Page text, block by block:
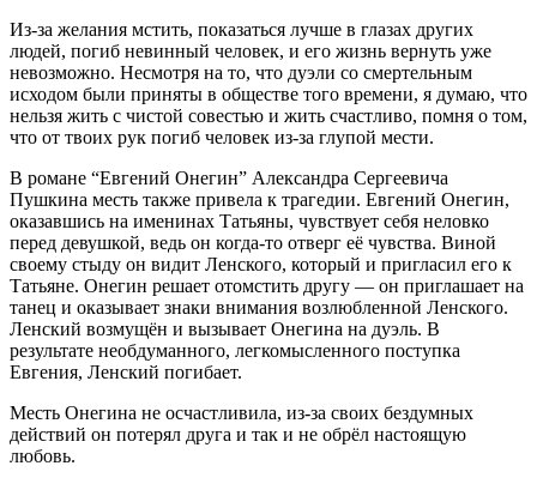
Из-за желания мстить, показаться лучше в глазах других
людей, погиб невинный человек, и его жизнь вернуть уже
невозможно. Несмотря на то, что дуэли со смертельным
исходом были приняты в обществе того времени, я думаю, что
нельзя жить с чистой совестью и жить счастливо, помня о том,
что от твоих рук погиб человек из-за глупой мести.
В романе “Евгений Онегин” Александра Сергеевича
Пушкина месть также привела к трагедии. Евгений Онегин,
оказавшись на именинах Татьяны, чувствует себя неловко
перед девушкой, ведь он когда-то отверг её чувства. Виной
своему стыду он видит Ленского, который и пригласил его к
Татьяне. Онегин решает отомстить другу — он приглашает на
танец и оказывает знаки внимания возлюбленной Ленского.
Ленский возмущён и вызывает Онегина на дуэль. В
результате необдуманного, легкомысленного поступка
Евгения, Ленский погибает.
Месть Онегина не осчастливила, из-за своих бездумных
действий он потерял друга и так и не обрёл настоящую
любовь.